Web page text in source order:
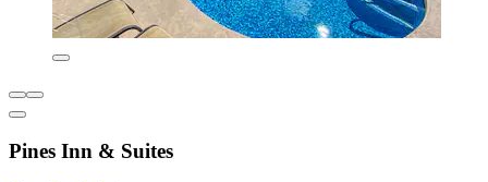
Pines Inn & Suites